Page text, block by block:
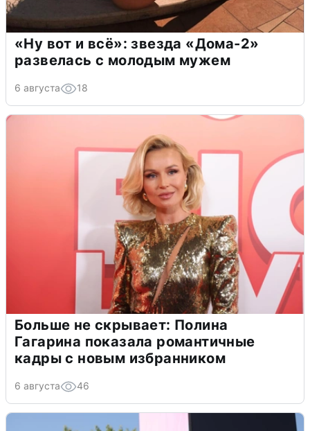
«Ну вот и всё»: звезда «Дома-2»
развелась с молодым мужем
6 августа 18
Больше не скрывает: Полина
Гагарина показала романтичные
кадры с новым избранником
6 августа 46